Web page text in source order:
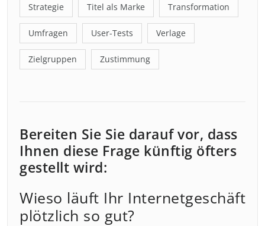
Strategie Titel als Marke Transformation
Umfragen User-Tests Verlage
Zielgruppen Zustimmung
Bereiten Sie Sie darauf vor, dass
Ihnen diese Frage künftig öfters
gestellt wird:
Wieso läuft Ihr Internetgeschäft
plötzlich so gut?